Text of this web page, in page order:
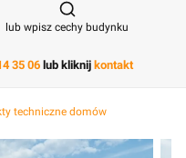
Otwórz
lub wpisz cechy budynku
35 06 lub kliknij kontakt
techniczne domów